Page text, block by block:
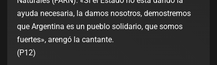
ayuda necesaria, la damos nosotros, demostremos
que Argentina es un pueblo solidario, que somos
fuertes», arengó la cantante.
(P12)